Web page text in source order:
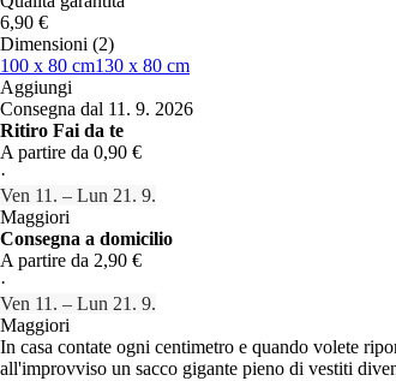
6,90 €
Dimensioni (2)
100 x 80 cm130 x 80 cm
Aggiungi
Consegna dal 11. 9. 2026
Ritiro Fai da te
A partire da 0,90 €
·
Ven 11. – Lun 21. 9.
Maggiori
Consegna a domicilio
A partire da 2,90 €
·
Ven 11. – Lun 21. 9.
Maggiori
In casa contate ogni centimetro e quando volete
all'improvviso un sacco gigante pieno di vestiti